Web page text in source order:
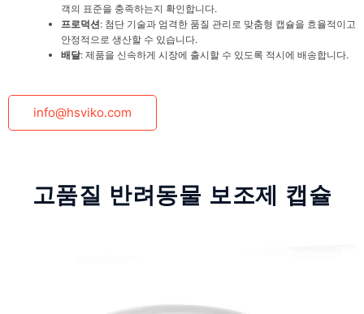
객의 표준을 충족하는지 확인합니다.
프로덕션: 첨단 기술과 엄격한 품질 관리로 맞춤형 캡슐을 효율적이고
안정적으로 생산할 수 있습니다.
배달: 제품을 신속하게 시장에 출시할 수 있도록 적시에 배송합니다.
info@hsviko.com
고품질 반려동물 보조제 캡슐